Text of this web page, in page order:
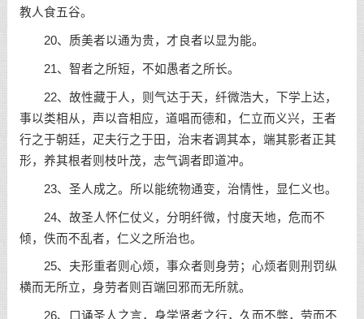
教人食五谷。
20、质美者以通为贵，才良者以显为能。
21、智者之所短，不如愚者之所长。
22、故性藏于人，则气达于天，纤微浩大，下学上达，
事以类相从，声以音相应，道唱而德和，仁立而义兴，王者
行之于朝廷，疋夫行之于田，治末者调其本，端其影者正其
形，养其根者则枝叶茂，志气调者即道冲。
23、圣人成之。所以能统物通变，治情性，显仁义也。
24、故圣人怀仁仗义，分明纤微，忖度天地，危而不
倾，佚而不乱者，仁义之所治也。
25、夫形重者则心烦，事众者则身劳；心烦者则刑罚纵
横而无所立，身劳者则百端回邪而无所就。
26、口诵圣人之言，身学贤者之行，久而不弊，劳而不